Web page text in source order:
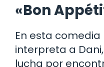
«Bon
En esta
interpreta a
lucha por